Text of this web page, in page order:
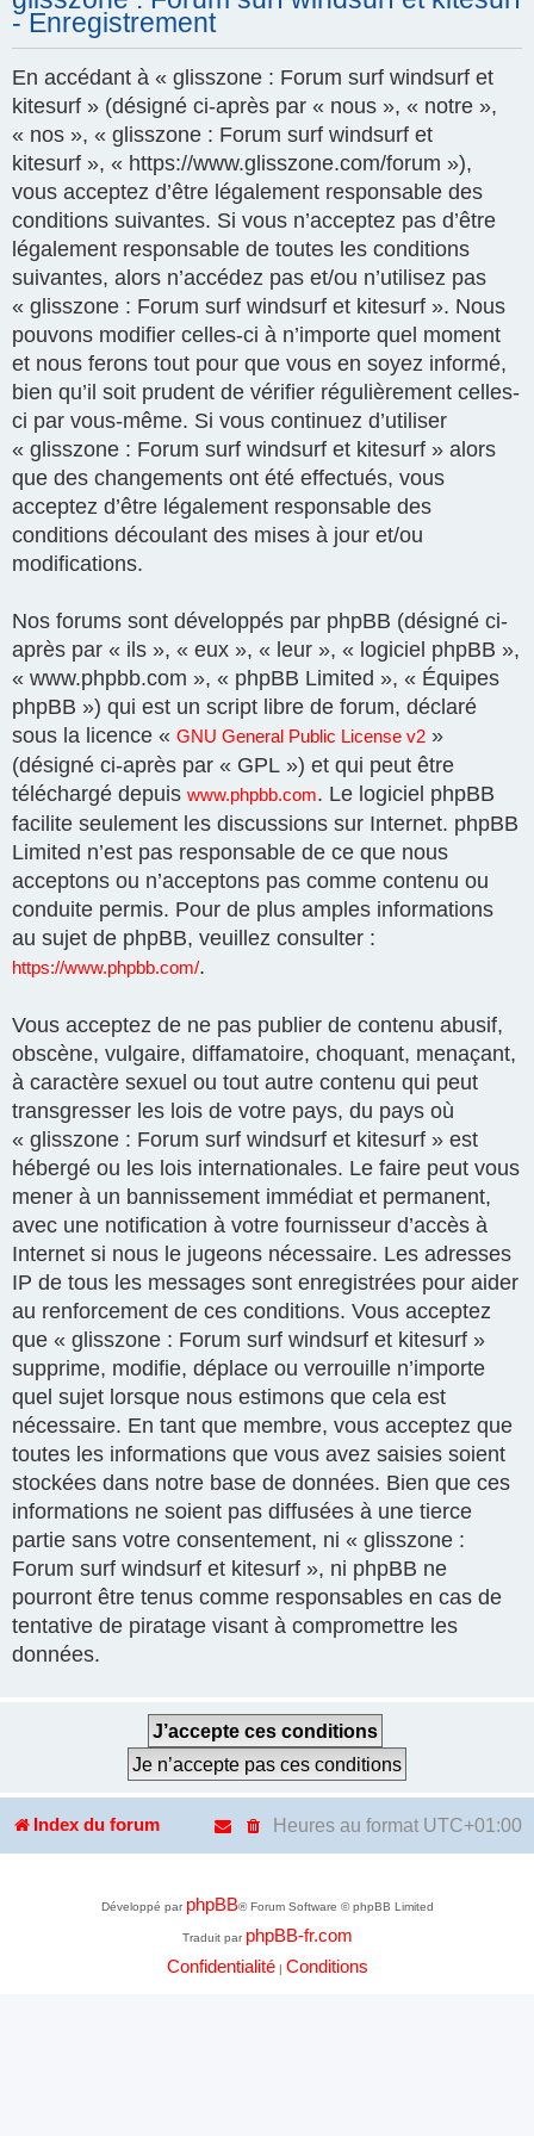
- Enregistrement
En accédant à « glisszone : Forum surf windsurf et
kitesurf » (désigné ci-après par « nous », « notre »,
« nos », « glisszone : Forum surf windsurf et
kitesurf », « https://www.glisszone.com/forum »),
vous acceptez d’être légalement responsable des
conditions suivantes. Si vous n’acceptez pas d’être
légalement responsable de toutes les conditions
suivantes, alors n’accédez pas et/ou n’utilisez pas
« glisszone : Forum surf windsurf et kitesurf ». Nous
pouvons modifier celles-ci à n’importe quel moment
et nous ferons tout pour que vous en soyez informé,
bien qu’il soit prudent de vérifier régulièrement celles-
ci par vous-même. Si vous continuez d’utiliser
« glisszone : Forum surf windsurf et kitesurf » alors
que des changements ont été effectués, vous
acceptez d’être légalement responsable des
conditions découlant des mises à jour et/ou
modifications.
Nos forums sont développés par phpBB (désigné ci-
après par « ils », « eux », « leur », « logiciel phpBB »,
« www.phpbb.com », « phpBB Limited », « Équipes
phpBB ») qui est un script libre de forum, déclaré
sous la licence « GNU General Public License v2 »
(désigné ci-après par « GPL ») et qui peut être
téléchargé depuis www.phpbb.com. Le logiciel phpBB
facilite seulement les discussions sur Internet. phpBB
Limited n’est pas responsable de ce que nous
acceptons ou n’acceptons pas comme contenu ou
conduite permis. Pour de plus amples informations
au sujet de phpBB, veuillez consulter :
https://www.phpbb.com/.
Vous acceptez de ne pas publier de contenu abusif,
obscène, vulgaire, diffamatoire, choquant, menaçant,
à caractère sexuel ou tout autre contenu qui peut
transgresser les lois de votre pays, du pays où
« glisszone : Forum surf windsurf et kitesurf » est
hébergé ou les lois internationales. Le faire peut vous
mener à un bannissement immédiat et permanent,
avec une notification à votre fournisseur d’accès à
Internet si nous le jugeons nécessaire. Les adresses
IP de tous les messages sont enregistrées pour aider
au renforcement de ces conditions. Vous acceptez
que « glisszone : Forum surf windsurf et kitesurf »
supprime, modifie, déplace ou verrouille n’importe
quel sujet lorsque nous estimons que cela est
nécessaire. En tant que membre, vous acceptez que
toutes les informations que vous avez saisies soient
stockées dans notre base de données. Bien que ces
informations ne soient pas diffusées à une tierce
partie sans votre consentement, ni « glisszone :
Forum surf windsurf et kitesurf », ni phpBB ne
pourront être tenus comme responsables en cas de
tentative de piratage visant à compromettre les
données.
Index du forum Heures au format UTC+01:00
Développé par phpBB® Forum Software © phpBB Limited
Traduit par phpBB-fr.com
Confidentialité| Conditions